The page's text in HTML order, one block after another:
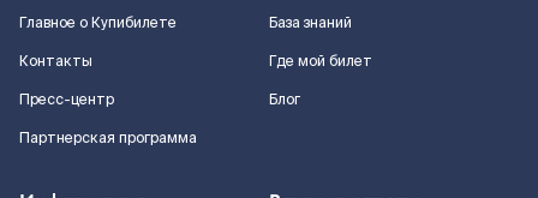
Главное о Купибилете
Контакты
Пресс-центр
Партнерская программа
База знаний
Где мой билет
Блог